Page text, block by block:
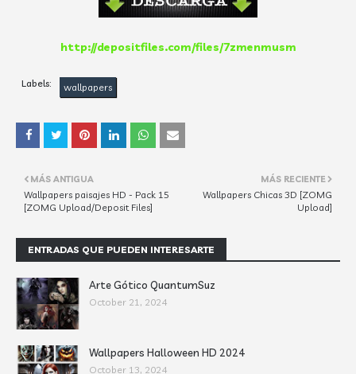
http://depositfiles.com/files/7zmenmusm
Labels: wallpapers
MÁS RECIENTE
Wallpapers Chicas 3D [ZOMG
Upload]
MÁS ANTIGUA
Wallpapers paisajes HD - Pack 15
[ZOMG Upload/Deposit Files]
ENTRADAS QUE PUEDEN INTERESARTE
Arte Gótico QuantumSuz
October 21, 2024
Wallpapers Halloween HD 2024
October 13, 2024